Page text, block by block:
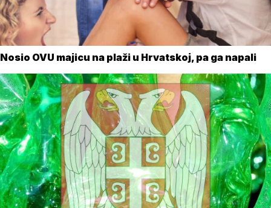
Nosio OVU majicu na plaži u Hrvatskoj, pa ga napali